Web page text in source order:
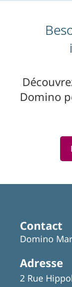
Domino
Featured
Contact
Domino
Adresse
2 Rue